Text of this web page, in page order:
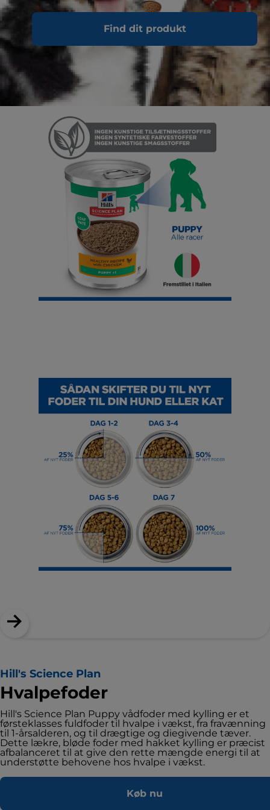
Find dit produkt
Hill's Science Plan
Hvalpefoder
Hill's Science Plan Puppy vådfoder med kylling er et
førsteklasses fuldfoder til hvalpe i vækst, fra fravænning
til 1-årsalderen, og til drægtige og diegivende tæver.
Dette lækre, bløde foder med hakket kylling er præcist
afbalanceret til at give den rette mængde energi til at
understøtte behovene hos hvalpe i vækst.
Køb nu